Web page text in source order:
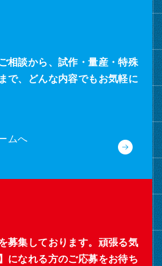
相談から、試作・量産・特殊
で、どんな内容でもお気軽に
ムへ
集しております。頑張る気
になれる方のご応募をお待ち